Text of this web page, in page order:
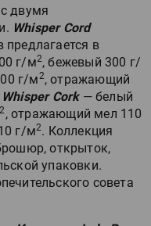
двумя
Whisper Cord
предлагается в
г/м2, бежевый 300 г/
г/м2, отражающий
Whisper Cork— белый
2, отражающий мел 110
г/м2. Коллекция
открыток,
упаковки.
совета